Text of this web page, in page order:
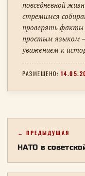
повседневной
стремимся
проверять факты
простым языком –
уважением к
РАЗМЕЩЕНО:
← ПРЕДЫДУЩАЯ
НАТО в